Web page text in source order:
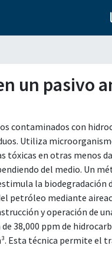
un pasivo
contaminados con
Utiliza
tóxicas en otras menos
del medio. Un
la biodegradación
petróleo mediante
y operación de
38,000 ppm de
Esta técnica permite el